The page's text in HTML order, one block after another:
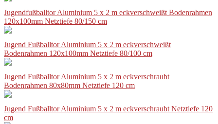
Jugendfußballtor Aluminium 5 x 2 m eckverschweißt Bodenrahmen
120x100mm Netztiefe 80/150 cm
Jugend Fußballtor Aluminium 5 x 2 m eckverschweißt
Bodenrahmen 120x100mm Netztiefe 80/100 cm
Jugend Fußballtor Aluminium 5 x 2 m eckverschraubt
Bodenrahmen 80x80mm Netztiefe 120 cm
Jugend Fußballtor Aluminium 5 x 2 m eckverschraubt Netztiefe 120
cm